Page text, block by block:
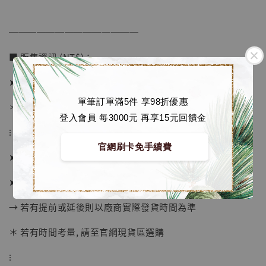
單筆訂單滿5件 享98折優惠
登入會員 每3000元 再享15元回饋金
官網刷卡免手續費
──────────────
■ 販售資訊 (NT$)：
➤ 價格 8180元 (訂金4880)
＊ 國際運費另計
⁝
➤ 預購截止日：待工作室通知
➤ 預計發貨日：2026年10-12月 (僅供參考)
→ 若有提前或延後則以廠商實際發貨時間為準
＊ 若有時間考量, 請至官網現貨區選購
⁝